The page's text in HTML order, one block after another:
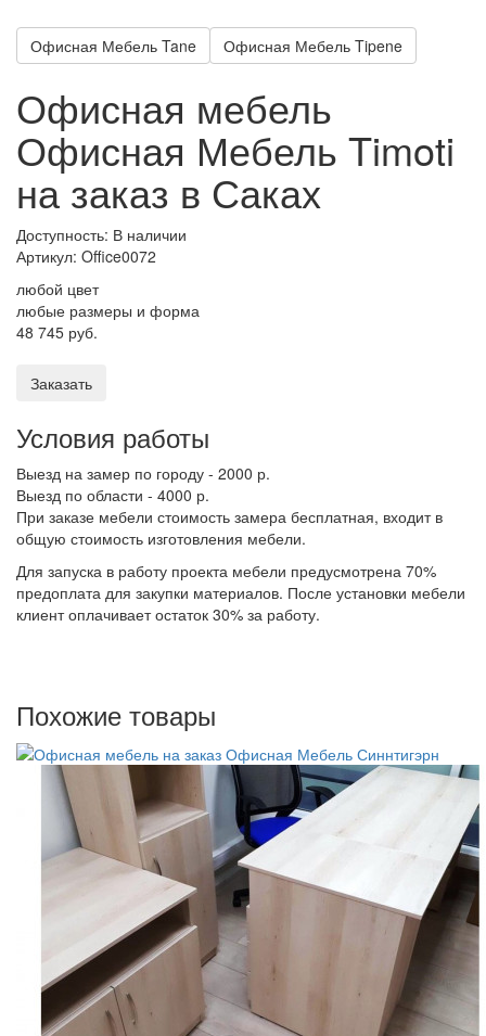
Офисная Мебель Tane Офисная Мебель Tipene
Офисная мебель
Офисная Мебель Timoti
на заказ в Саках
Доступность: В наличии
Артикул: Office0072
любой цвет
любые размеры и форма
48 745 руб.
Заказать
Условия работы
Выезд на замер по городу - 2000 р.
Выезд по области - 4000 р.
При заказе мебели стоимость замера бесплатная, входит в
общую стоимость изготовления мебели.
Для запуска в работу проекта мебели предусмотрена 70%
предоплата для закупки материалов. После установки мебели
клиент оплачивает остаток 30% за работу.
Похожие товары